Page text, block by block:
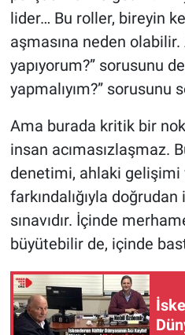
lider… Bu roller, bireyin
aşmasına neden olabilir.
yapıyorum?” sorusunu
yapmalıyım?” sorusunu
Ama burada kritik bir
insan acımasızlaşmaz.
denetimi, ahlaki gelişimi
farkındalığıyla
sınavıdır. İçinde
büyütebilir de, içinde